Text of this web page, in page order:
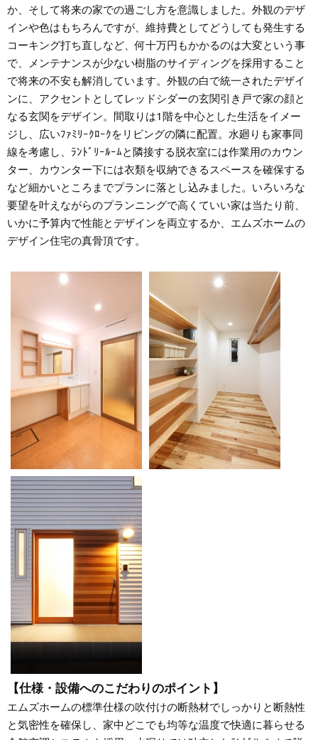
か、そして将来の家での過ごし方を意識しました。外観のデザ
インや色はもちろんですが、維持費としてどうしても発生する
コーキング打ち直しなど、何十万円もかかるのは大変という事
で、メンテナンスが少ない樹脂のサイディングを採用すること
で将来の不安も解消しています。外観の白で統一されたデザイ
ンに、アクセントとしてレッドシダーの玄関引き戸で家の顔と
なる玄関をデザイン。間取りは1階を中心とした生活をイメー
ジし、広いﾌｧﾐﾘｰｸﾛｰｸをリビングの隣に配置。水廻りも家事同
線を考慮し、ﾗﾝﾄﾞﾘｰﾙｰﾑと隣接する脱衣室には作業用のカウン
ター、カウンター下には衣類を収納できるスペースを確保する
など細かいところまでプランに落とし込みました。いろいろな
要望を叶えながらのプランニングで高くていい家は当たり前、
いかに予算内で性能とデザインを両立するか、エムズホームの
デザイン住宅の真骨頂です。
【仕様・設備へのこだわりのポイント】
エムズホームの標準仕様の吹付けの断熱材でしっかりと断熱性
と気密性を確保し、家中どこでも均等な温度で快適に暮らせる